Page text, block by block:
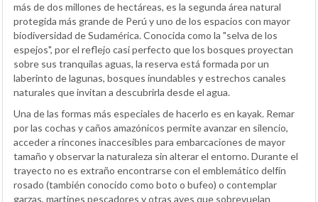
más de dos millones de hectáreas, es la segunda área natural
protegida más grande de Perú y uno de los espacios con mayor
biodiversidad de Sudamérica. Conocida como la "selva de los
espejos", por el reflejo casi perfecto que los bosques proyectan
sobre sus tranquilas aguas, la reserva está formada por un
laberinto de lagunas, bosques inundables y estrechos canales
naturales que invitan a descubrirla desde el agua.
Una de las formas más especiales de hacerlo es en kayak. Remar
por las cochas y caños amazónicos permite avanzar en silencio,
acceder a rincones inaccesibles para embarcaciones de mayor
tamaño y observar la naturaleza sin alterar el entorno. Durante el
trayecto no es extraño encontrarse con el emblemático delfín
rosado (también conocido como boto o bufeo) o contemplar
garzas, martines pescadores y otras aves que sobrevuelan